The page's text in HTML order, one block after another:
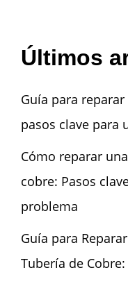
Últimos
Guía para
pasos clave para
Cómo reparar
cobre: Pasos
problema
Guía para
Tubería de